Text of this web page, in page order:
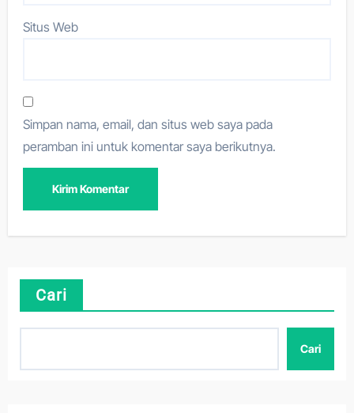
Situs Web
Simpan nama, email, dan situs web saya pada
peramban ini untuk komentar saya berikutnya.
Cari
Cari